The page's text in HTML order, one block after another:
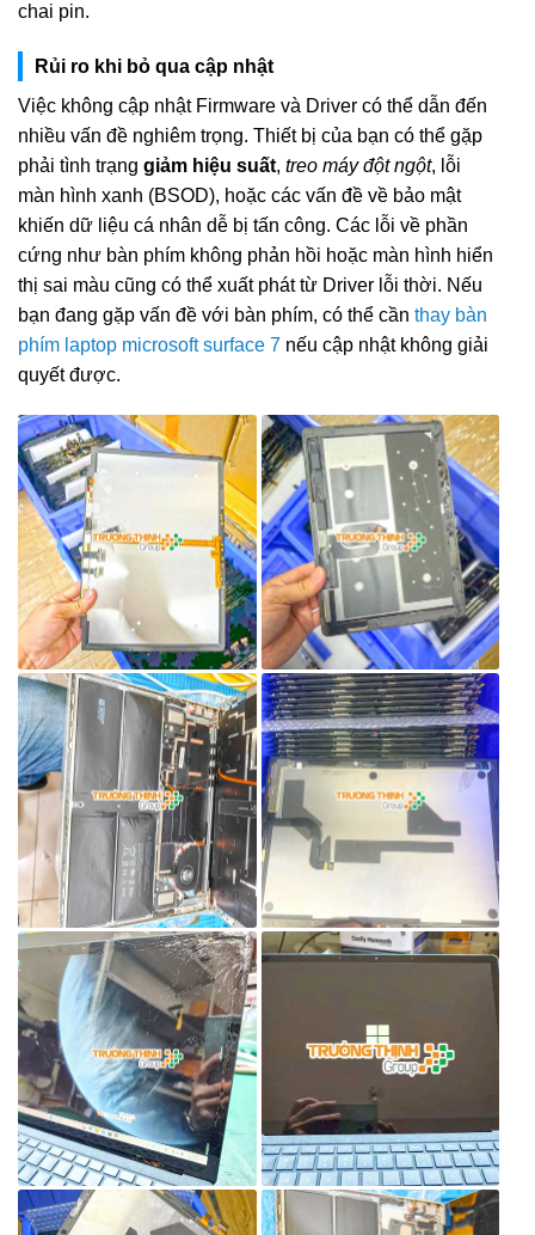
chai pin.
Rủi ro khi bỏ qua cập nhật
Việc không cập nhật Firmware và Driver có thể dẫn đến
nhiều vấn đề nghiêm trọng. Thiết bị của bạn có thể gặp
phải tình trạng giảm hiệu suất, treo máy đột ngột, lỗi
màn hình xanh (BSOD), hoặc các vấn đề về bảo mật
khiến dữ liệu cá nhân dễ bị tấn công. Các lỗi về phần
cứng như bàn phím không phản hồi hoặc màn hình hiển
thị sai màu cũng có thể xuất phát từ Driver lỗi thời. Nếu
bạn đang gặp vấn đề với bàn phím, có thể cần thay bàn
phím laptop microsoft surface 7 nếu cập nhật không giải
quyết được.